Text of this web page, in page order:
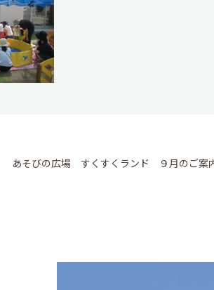
あそびの広場 すくすくランド ９月のご案